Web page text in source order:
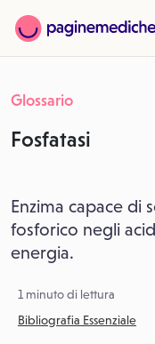
Glossario
Fosfatasi
Enzima capace di
fosforico negli
energia.
1 minuto di lettura
Bibliografia Essenziale